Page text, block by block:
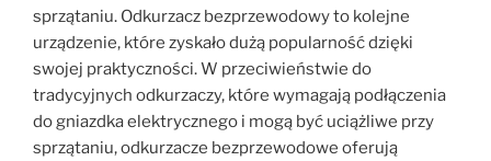
sprzątaniu. Odkurzacz bezprzewodowy to kolejne
urządzenie, które zyskało dużą popularność dzięki
swojej praktyczności. W przeciwieństwie do
tradycyjnych odkurzaczy, które wymagają podłączenia
do gniazdka elektrycznego i mogą być uciążliwe przy
sprzątaniu, odkurzacze bezprzewodowe oferują